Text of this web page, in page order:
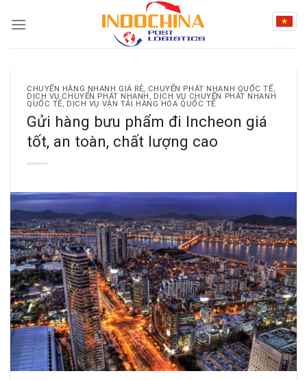
CHUYỂN HÀNG NHANH GIÁ RẺ, CHUYỂN PHÁT NHANH QUỐC TẾ,
DỊCH VỤ CHUYỂN PHÁT NHANH , DỊCH VỤ CHUYỂN PHÁT NHANH
QUỐC TẾ, DỊCH VỤ VẬN TẢI HÀNG HÓA QUỐC TẾ
Gửi hàng bưu phẩm đi Incheon giá
tốt, an toàn, chất lượng cao